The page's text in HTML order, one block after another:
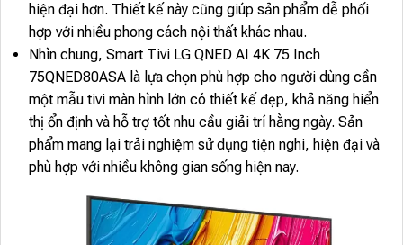
hiện đại hơn. Thiết kế này cũng giúp sản phẩm dễ phối
hợp với nhiều phong cách nội thất khác nhau.
Nhìn chung, Smart Tivi LG QNED AI 4K 75 Inch
75QNED80ASA là lựa chọn phù hợp cho người dùng cần
một mẫu tivi màn hình lớn có thiết kế đẹp, khả năng hiển
thị ổn định và hỗ trợ tốt nhu cầu giải trí hằng ngày. Sản
phẩm mang lại trải nghiệm sử dụng tiện nghi, hiện đại và
phù hợp với nhiều không gian sống hiện nay.